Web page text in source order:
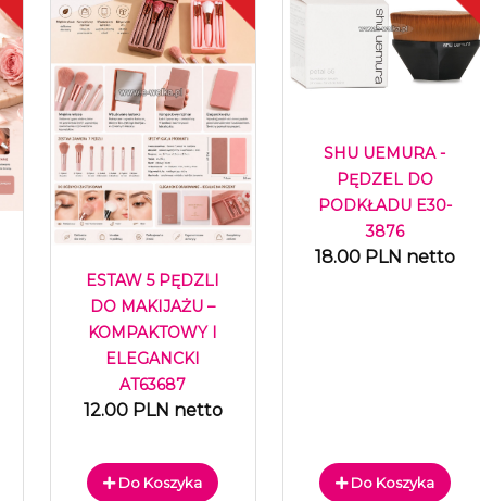
ESTAW 5 PĘDZLI
DO MAKIJAŻU –
KOMPAKTOWY I
ELEGANCKI
AT63687
12.00 PLN netto
Do Koszyka
SHU UEMURA -
PĘDZEL DO
PODKŁADU E30-
3876
18.00 PLN netto
Do Koszyka